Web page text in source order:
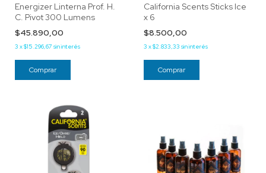
Energizer Linterna Prof. H.
C. Pivot 300 Lumens
$45.890,00
3 x$15.296,67 sin interés
California Scents Sticks Ice
x 6
$8.500,00
3 x$2.833,33 sin interés